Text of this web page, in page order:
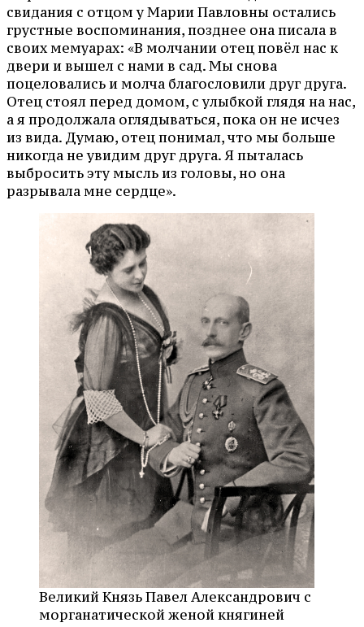
свидания с отцом у Марии Павловны остались
грустные воспоминания, позднее она писала в
своих мемуарах: «В молчании отец повёл нас к
двери и вышел с нами в сад. Мы снова
поцеловались и молча благословили друг друга.
Отец стоял перед домом, с улыбкой глядя на нас,
а я продолжала оглядываться, пока он не исчез
из вида. Думаю, отец понимал, что мы больше
никогда не увидим друг друга. Я пыталась
выбросить эту мысль из головы, но она
разрывала мне сердце».
Великий Князь Павел Александрович с
морганатической женой княгиней